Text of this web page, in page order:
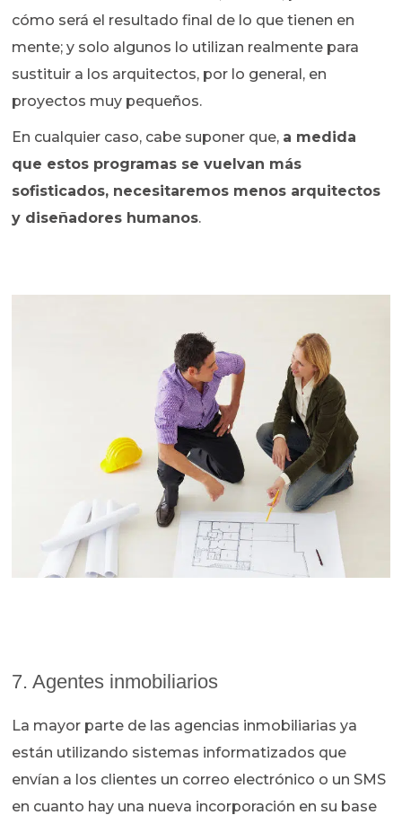
cómo será el resultado final de lo que tienen en
mente; y solo algunos lo utilizan realmente para
sustituir a los arquitectos, por lo general, en
proyectos muy pequeños.
En cualquier caso, cabe suponer que, a medida
que estos programas se vuelvan más
sofisticados, necesitaremos menos arquitectos
y diseñadores humanos.
7. Agentes inmobiliarios
La mayor parte de las agencias inmobiliarias ya
están utilizando sistemas informatizados que
envían a los clientes un correo electrónico o un SMS
en cuanto hay una nueva incorporación en su base